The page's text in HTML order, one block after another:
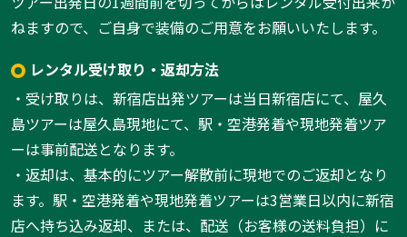
ねますので、ご自身で装備のご用意をお願いいたします。
レンタル受け取り・返却方法
・受け取りは、新宿店出発ツアーは当日新宿店にて、屋久
島ツアーは屋久島現地にて、駅・空港発着や現地発着ツア
ーは事前配送となります。
・返却は、基本的にツアー解散前に現地でのご返却となり
ます。駅・空港発着や現地発着ツアーは3営業日以内に新宿
店へ持ち込み返却、または、配送（お客様の送料負担）に